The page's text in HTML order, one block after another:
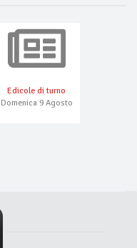
Edicole di turno
Domenica 9 Agosto